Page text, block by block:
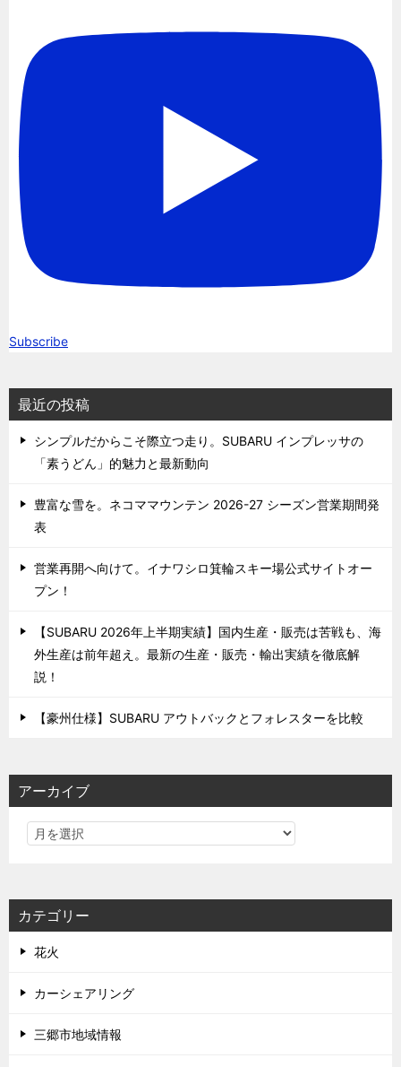
Subscribe
最近の投稿
シンプルだからこそ際立つ走り。SUBARU インプレッサの
「素うどん」的魅力と最新動向
豊富な雪を。ネコママウンテン 2026-27 シーズン営業期間発
表
営業再開へ向けて。イナワシロ箕輪スキー場公式サイトオー
プン！
【SUBARU 2026年上半期実績】国内生産・販売は苦戦も、海
外生産は前年超え。最新の生産・販売・輸出実績を徹底解
説！
【豪州仕様】SUBARU アウトバックとフォレスターを比較
アーカイブ
カテゴリー
花火
カーシェアリング
三郷市地域情報